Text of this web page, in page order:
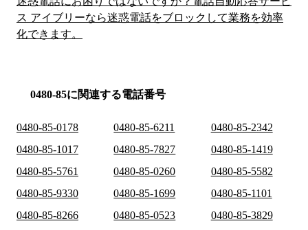
ス アイブリーなら迷惑電話をブロックして業務を効率
化できます。
0480-85に関連する電話番号
0480-85-0178 0480-85-6211
0480-85-2342
0480-85-1017
0480-85-7827
0480-85-1419
0480-85-5761
0480-85-0260
0480-85-5582
0480-85-9330
0480-85-1699
0480-85-1101
0480-85-8266
0480-85-0523
0480-85-3829